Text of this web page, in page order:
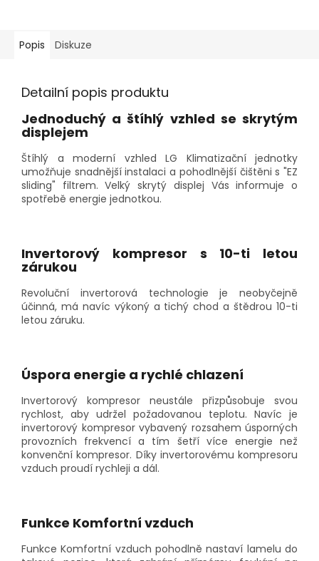
Popis Diskuze
Detailní popis produktu
Jednoduchý a štíhlý vzhled se skrytým
displejem
Štíhlý a moderní vzhled LG Klimatizační jednotky
umožňuje snadnější instalaci a pohodlnější čištěni s "EZ
sliding" filtrem. Velký skrytý displej Vás informuje o
spotřebě energie jednotkou.
Invertorový kompresor s 10-ti letou
zárukou
Revoluční invertorová technologie je neobyčejně
účinná, má navíc výkoný a tichý chod a štědrou 10-ti
letou záruku.
Úspora energie a rychlé chlazení
Invertorový kompresor neustále přizpůsobuje svou
rychlost, aby udržel požadovanou teplotu. Navíc je
invertorový kompresor vybavený rozsahem úsporných
provozních frekvencí a tím šetří více energie než
konvenční kompresor. Díky invertorovému kompresoru
vzduch proudí rychleji a dál.
Funkce Komfortní vzduch
Funkce Komfortní vzduch pohodlně nastaví lamelu do